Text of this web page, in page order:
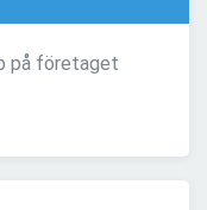
på företaget